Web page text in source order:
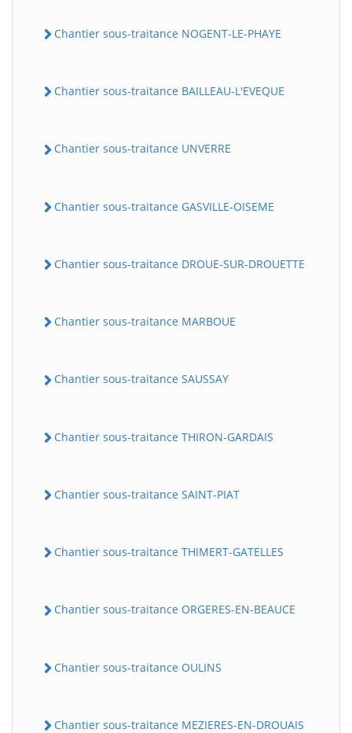
Chantier sous-traitance NOGENT-LE-PHAYE
Chantier sous-traitance BAILLEAU-L'EVEQUE
Chantier sous-traitance UNVERRE
Chantier sous-traitance GASVILLE-OISEME
Chantier sous-traitance DROUE-SUR-DROUETTE
Chantier sous-traitance MARBOUE
Chantier sous-traitance SAUSSAY
Chantier sous-traitance THIRON-GARDAIS
Chantier sous-traitance SAINT-PIAT
Chantier sous-traitance THIMERT-GATELLES
Chantier sous-traitance ORGERES-EN-BEAUCE
Chantier sous-traitance OULINS
Chantier sous-traitance MEZIERES-EN-DROUAIS